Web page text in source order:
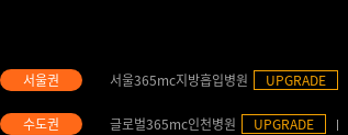
서울365mc지방흡입병원 UPGRADE
글로벌365mc인천병원 UPGRADE